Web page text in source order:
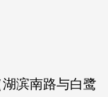
滨南路与白鹭